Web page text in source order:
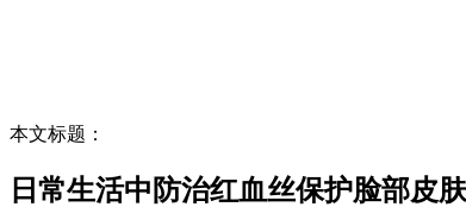
本文标题：
日常生活中防治红血丝保护脸部皮